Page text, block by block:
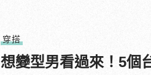
穿搭
想變型男看過來！5個